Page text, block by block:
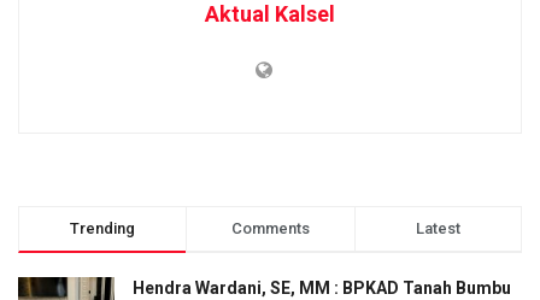
Aktual Kalsel
Trending Comments Latest
Hendra Wardani, SE, MM : BPKAD Tanah Bumbu